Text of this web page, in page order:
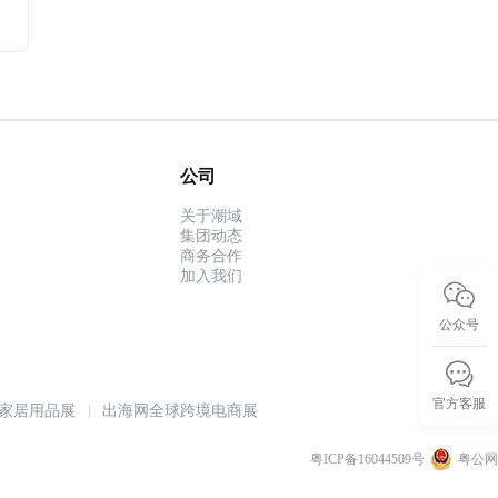
公司
关于潮域
集团动态
商务合作
加入我们
居用品展 出海网全球跨境电商展
粤ICP备16044509号 粤公
公众号
官方客服
回到顶部